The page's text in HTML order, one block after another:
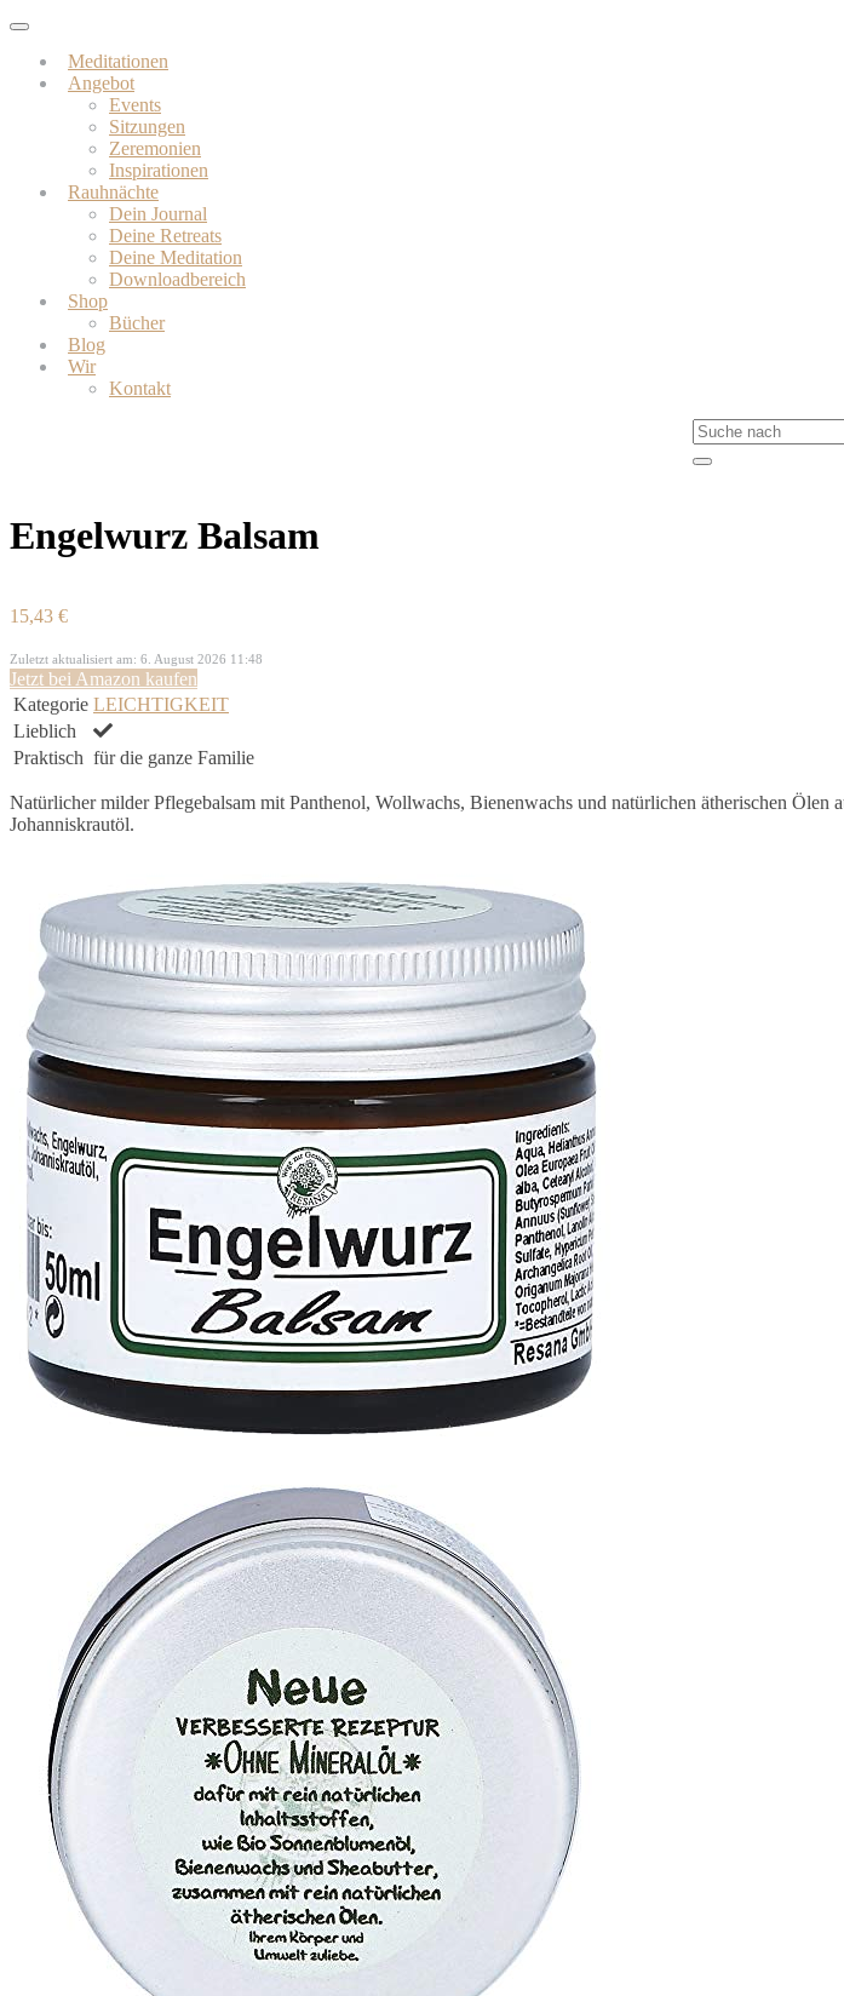
Skip
main
content
Toggle
navigationMeditationen
Angebot
Events
Sitzungen
Zeremonien
Inspirationen
Rauhnächte
Dein Journal
Deine Retreats
Deine Meditation
Downloadbereich
Shop
Bücher
Blog
Wir
Kontakt
Engelwurz Balsam
15,43 €
Zuletzt aktualisiert am: 6. August 2026 11:48
Jetzt bei Amazon kaufen
Kategorie LEICHTIGKEIT
Lieblich
Praktisch für die ganze Familie
Natürlicher milder Pflegebalsam mit Panthenol, Wollwachs, Bienenwachs und natürlichen ätherischen
Johanniskrautöl.